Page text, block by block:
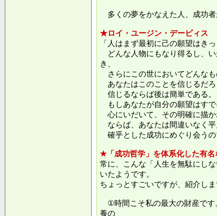
多くの夢をかなえた人、成功
★ロイ・ユージン・デービィス
「人はまず最初に己の願望はき
どんな人物にもなり得るし、
き、
さらにこの世においてどんな
あなたはこのことを信じるだ
信じるならば後は簡単である。
もしあなたが自分の願望はす
心にいだいて、その明確に描
ならば、あなたは間違いなく
確乎とした成功にめぐり会う
★「成功哲学」を体系化した有
常に、こんな「人生を無駄にし
いたようです。
ちょっとすごいですが、紹介し
①時間こそ私の最大の財産です
養の